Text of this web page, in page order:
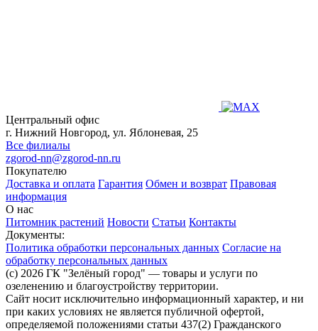
Центральный офис
г. Нижний Новгород, ул. Яблоневая, 25
Все филиалы
zgorod-nn@zgorod-nn.ru
Покупателю
Доставка и оплата Гарантия Обмен и возврат Правовая
информация
О нас
Питомник растений Новости Статьи Контакты
Документы:
Политика обработки персональных данных Согласие на
обработку персональных данных
(c) 2026 ГК "Зелёный город" — товары и услуги по
озеленению и благоустройству территории.
Сайт носит исключительно информационный характер, и ни
при каких условиях не является публичной офертой,
определяемой положениями статьи 437(2) Гражданского